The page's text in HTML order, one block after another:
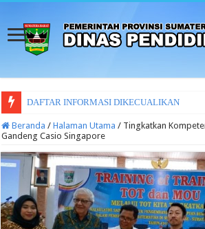
DAFTAR INFORMASI DIKECUALIKAN
Beranda / Halaman Utama / Tingkatkan
Gandeng Casio Singapore